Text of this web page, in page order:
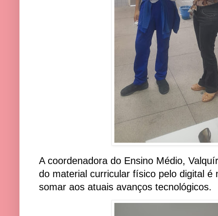
A coordenadora do Ensino Médio,
do material curricular físico pelo digital é
somar aos atuais avanços tecnológicos.